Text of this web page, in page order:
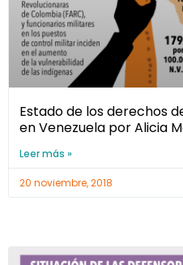
Estado de los derechos
en Venezuela por Alicia
Leer más »
20 noviembre, 2018